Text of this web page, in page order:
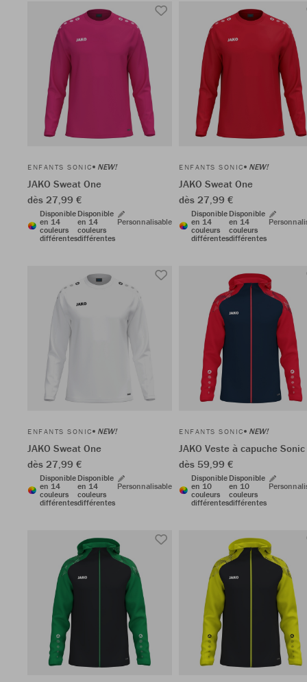
ENFANTS SONIC NEW!
JAKO Sweat One
dès 27,99 €
Disponible
en 14
couleurs
différentes
Disponible
en 14
couleurs
différentes
Personnalisable
ENFANTS SONIC NEW!
JAKO Sweat One
dès 27,99 €
Disponible
en 14
couleurs
différentes
Disponible
en 14
couleurs
différentes
ENFANTS SONIC NEW!
JAKO Sweat One
dès 27,99 €
Disponible
en 14
couleurs
différentes
Disponible
en 14
couleurs
différentes
Personnalisable
ENFANTS SONIC NEW!
JAKO Veste à capuche Sonic
dès 59,99 €
Disponible
en 10
couleurs
différentes
Disponible
en 10
couleurs
différentes